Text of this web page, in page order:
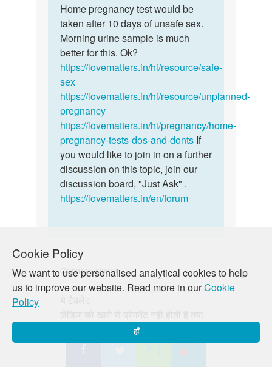
Cookie Policy
We want to use personalised analytical cookies to help
us to improve our website. Read more in ourCookie
Policy
हाँ
to
what
is
home
pregnancy
by
shiv
Home
pregnancy
test
would
be…
Home pregnancy test would be
taken after 10 days of unsafe sex.
Morning urine sample is much
better for this. Ok?
https://lovematters.in/hi/resource/safe-
sex
https://lovematters.in/hi/resource/unplanned-
pregnancy
https://lovematters.in/hi/pregnancy/home-
pregnancy-tests-dos-and-donts If
you would like to join in on a further
discussion on this topic, join our
discussion board, "Just Ask" .
https://lovematters.in/en/forum
Gajanan sinkar
मंगल, 01/29/2019 - 04:47 बजे
पर्मालिंक
को